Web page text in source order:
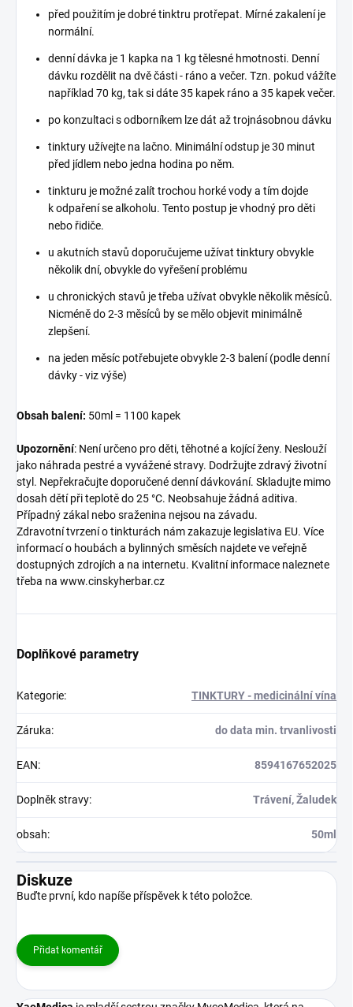
před použitím je dobré tinktru protřepat. Mírné zakalení je
normální.
denní dávka je 1 kapka na 1 kg tělesné hmotnosti. Denní
dávku rozdělit na dvě části - ráno a večer. Tzn. pokud vážíte
například 70 kg, tak si dáte 35 kapek ráno a 35 kapek večer.
po konzultaci s odborníkem lze dát až trojnásobnou dávku
tinktury užívejte na lačno. Minimální odstup je 30 minut
před jídlem nebo jedna hodina po něm.
tinkturu je možné zalít trochou horké vody a tím dojde
k odpaření se alkoholu. Tento postup je vhodný pro děti
nebo řidiče.
u akutních stavů doporučujeme užívat tinktury obvykle
několik dní, obvykle do vyřešení problému
u chronických stavů je třeba užívat obvykle několik měsíců.
Nicméně do 2-3 měsíců by se mělo objevit minimálně
zlepšení.
na jeden měsíc potřebujete obvykle 2-3 balení (podle denní
dávky - viz výše)
Obsah balení: 50ml = 1100 kapek
Upozornění: Není určeno pro děti, těhotné a kojící ženy. Neslouží
jako náhrada pestré a vyvážené stravy. Dodržujte zdravý životní
styl. Nepřekračujte doporučené denní dávkování. Skladujte mimo
dosah dětí při teplotě do 25 °C. Neobsahuje žádná aditiva.
Případný zákal nebo sraženina nejsou na závadu.
Zdravotní tvrzení o tinkturách nám zakazuje legislativa EU. Více
informací o houbách a bylinných směsích najdete ve veřejně
dostupných zdrojích a na internetu. Kvalitní informace naleznete
třeba na www.cinskyherbar.cz
Doplňkové parametry
Kategorie: TINKTURY - medicinální vína
Záruka: do data min. trvanlivosti
EAN: 8594167652025
Doplněk stravy: Trávení, Žaludek
obsah: 50ml
Diskuze
Buďte první, kdo napíše příspěvek k této položce.
Přidat komentář